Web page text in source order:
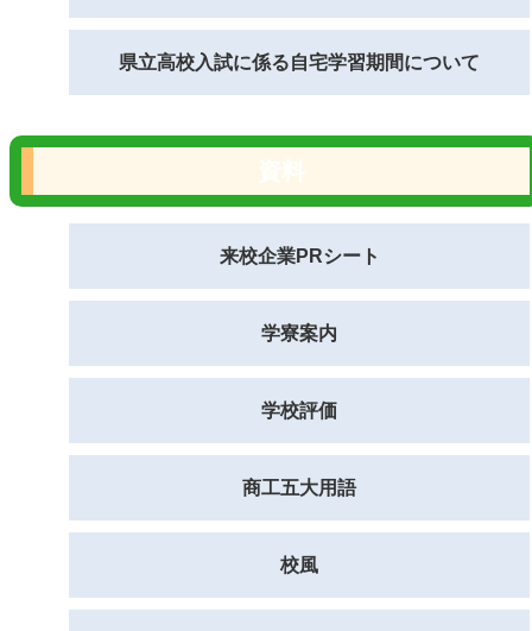
県立高校入試に係る自宅学習期間について
来校企業PRシート
学寮案内
学校評価
商工五大用語
校風